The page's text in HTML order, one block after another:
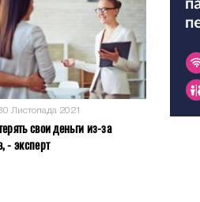
Листопада 2021
свои деньги из-за
- эксперт